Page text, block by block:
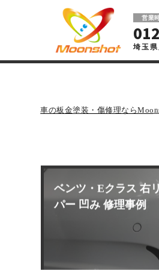
営業
埼玉
車の板金塗装・傷修理なら
ベンツ・Eクラス 右
パー 凹み 修理事例